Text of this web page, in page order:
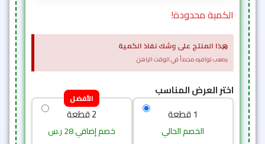
الكمية محدودة!
هذا المنتج على وشك نفاذ الكمية
يصعب توافره مجدداً في الوقت الراهن.
×
اختر العرض المناسب
1 قطعة
الخصم الحالي
الأفضل
2 قطعة
خصم إضافي 28 ر.س